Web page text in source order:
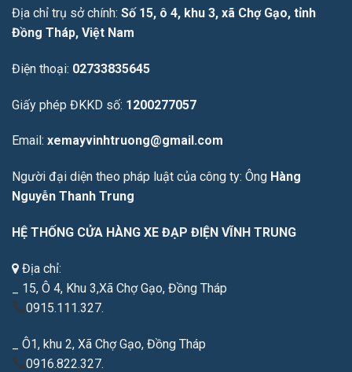
Địa chỉ trụ sở chính: Số 15, ô 4, khu 3, xã Chợ Gạo, tỉnh
Đồng Tháp, Việt Nam
Điện thoại: 02733835645
Giấy phép ĐKKD số: 1200277057
Email: xemayvinhtruong@gmail.com
Người đại diện theo pháp luật của công ty: Ông Hàng
Nguyễn Thanh Trung
HỆ THỐNG CỬA HÀNG XE ĐẠP ĐIỆN VĨNH TRUNG
Địa chỉ:
_ 15, Ô 4, Khu 3,Xã Chợ Gạo, Đồng Tháp
0915.111.327.
_ Ô1, khu 2, Xã Chợ Gạo, Đồng Tháp
0916.822.327.